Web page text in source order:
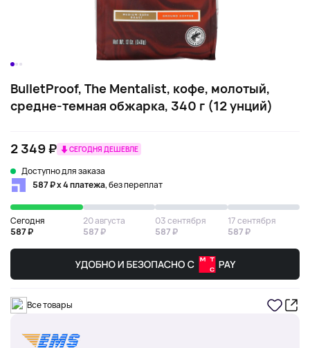
BulletProof, The Mentalist, кофе, молотый,
средне-темная обжарка, 340 г (12 унций)
2 349 ₽ СЕГОДНЯ ДЕШЕВЛЕ
Доступно для заказа
587 ₽ х 4 платежа, без переплат
Сегодня
587 ₽
20 августа
587 ₽
03 сентября
587 ₽
17 сентября
587 ₽
Все товары